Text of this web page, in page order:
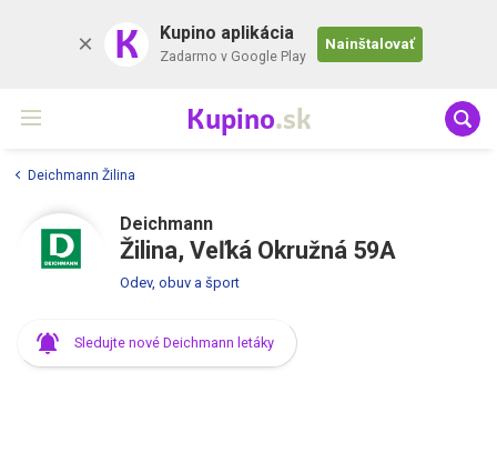
K Kupino aplikácia
Zadarmo v Google Play
Nainštalovať
Kupino.sk
Deichmann Žilina
Deichmann
Žilina, Veľká Okružná 59A
Odev, obuv a šport
Sledujte nové Deichmann letáky